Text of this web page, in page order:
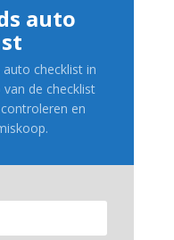
auto
checklist in
de checklist
en